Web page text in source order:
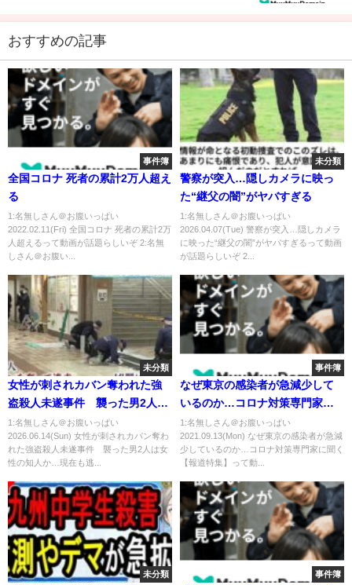
おすすめの記事
事件簿
全国コロナ 死者の累計2万人超え
る
1:名無しさん＠お腹いっぱい
2022.02.11(Fri) 全国コロナ 死者の累計2万
人超えるって動画が話題らしいぞ 2:名無
しさん＠お腹い...
未分類
警察が突入…隠しカメラに映っ
た“継父の闇”がヤバすぎる
1:名無しさん＠お腹いっぱい
2026.04.07(Tue) 警察が突入…隠しカメラ
に映った“継父の闇”がヤバすぎるって動画
が話題らしいぞ 2...
未分類
女性が刺されカバン奪われた強
盗殺人未遂事件 襲った男2人は
女性の知人か…現在も逃走中
女性は首筋付近など刺されるも
命に別状なし JR天王寺駅前の
1:名無しさん＠お腹いっぱい
2026.06.14(Sun) 女性が刺されカバン奪わ
れた強盗殺人未遂事件 襲った男2人は女
性の知人か…現在も逃...
事件簿
なぜ東京の感染者が急減少して
いるのか…コロナ対策専門家に
聞く 【報道特集】
1:名無しさん＠お腹いっぱい
2021.09.13(Mon) なぜ東京の感染者が急減
少しているのか…コロナ対策専門家に聞く
【報道特集】って動...
未分類 事件簿